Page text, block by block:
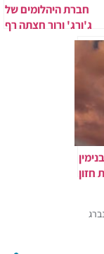
חברת היהלומים של
ג'ורג' ורור חצתה רף
בשנת 2025.​
חזון